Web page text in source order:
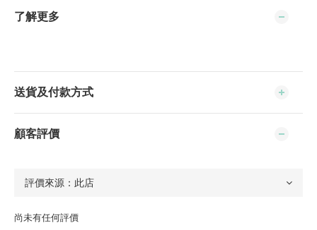
了解更多
送貨及付款方式
顧客評價
尚未有任何評價